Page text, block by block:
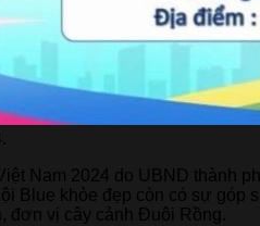
Nam 2024 do UBND thành
Blue khỏe đẹp còn có sự
đơn vị cây cảnh Đuôi Rồng.